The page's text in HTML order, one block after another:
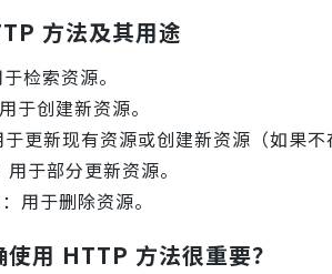
方法及其用途
检索资源。
于创建新资源。
于更新现有资源或创建新资源（如果不
用于部分更新资源。
：用于删除资源。
用 HTTP 方法很重要？